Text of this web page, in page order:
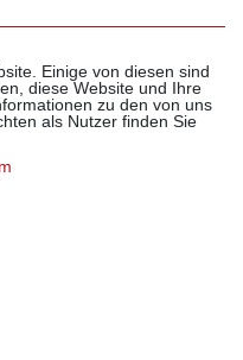
70% (Weinessig,
E150d), Zucker,
Stärke, konzentrierter
E220
Einige von diesen sind
diese Website und Ihre
zu den von uns
als Nutzer finden Sie